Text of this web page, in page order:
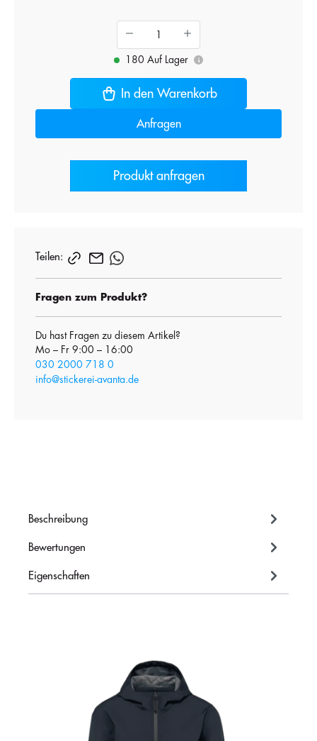
180 Auf Lager i
In den Warenkorb
Anfragen
Produkt anfragen
Teilen:
Fragen zum Produkt?
Du hast Fragen zu diesem Artikel?
Mo – Fr 9:00 – 16:00
030 2000 718 0
info@stickerei-avanta.de
Beschreibung
Bewertungen
Eigenschaften